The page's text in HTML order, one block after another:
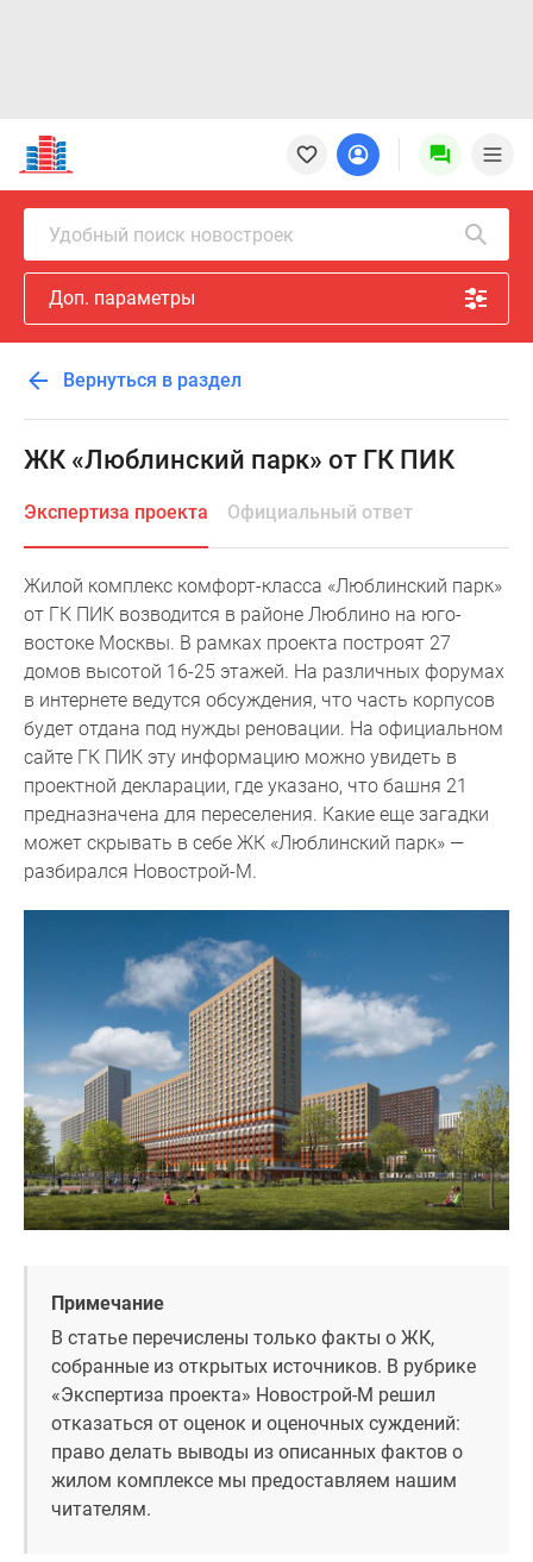
Новостройки
Квартиры
Ипотека
Новостройки
Москвы
Новостройки
Подмосковья
Новостройки
Москвы
Готовые
новостройки
Новостройки
предложения
Коммерческие
помещения
Продавцы
застройщики
Панорамы
новостроек
Видеообзор
новостроек
Экспертиза
комнатные
комнатные
комнатные
Ипотечный
калькулятор
Семейная
ипотека
Военная
ипотека
Банки
Удобный поиск новостроек
Доп. параметры
Вернуться в раздел
ЖК «Люблинский парк» от ГК ПИК
Экспертиза проекта Официальный ответ
Жилой комплекс комфорт-класса «Люблинский парк»
от ГК ПИК возводится в районе Люблино на юго-
востоке Москвы. В рамках проекта построят 27
домов высотой 16-25 этажей. На различных форумах
в интернете ведутся обсуждения, что часть корпусов
будет отдана под нужды реновации. На официальном
сайте ГК ПИК эту информацию можно увидеть в
проектной декларации, где указано, что башня 21
предназначена для переселения. Какие еще загадки
может скрывать в себе ЖК «Люблинский парк» —
разбирался Новострой-М.
Примечание
В статье перечислены только факты о ЖК,
собранные из открытых источников. В рубрике
«Экспертиза проекта» Новострой-М решил
отказаться от оценок и оценочных суждений:
право делать выводы из описанных фактов о
жилом комплексе мы предоставляем нашим
читателям.